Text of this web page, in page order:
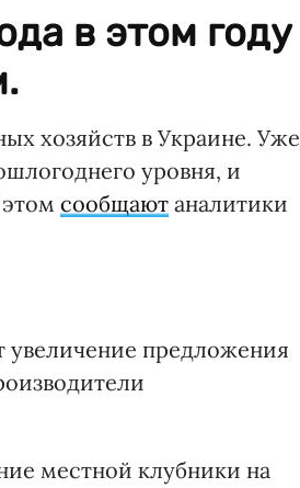
в этом году
хозяйств в Украине. Уже
уровня, и
сообщают аналитики
предложения
местной клубники на